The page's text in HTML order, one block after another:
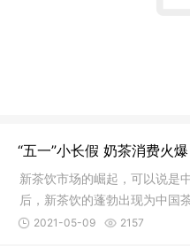
“五一”小长假 奶茶消费火爆
新茶饮市场的崛起，可以说是
后，新茶饮的蓬勃出现为中国
2021-05-09 2157